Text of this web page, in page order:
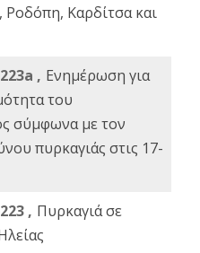
Ροδόπη, Καρδίτσα και
, Ενημέρωση για
του
σύμφωνα με τον
πυρκαγιάς στις 17-
, Πυρκαγιά σε